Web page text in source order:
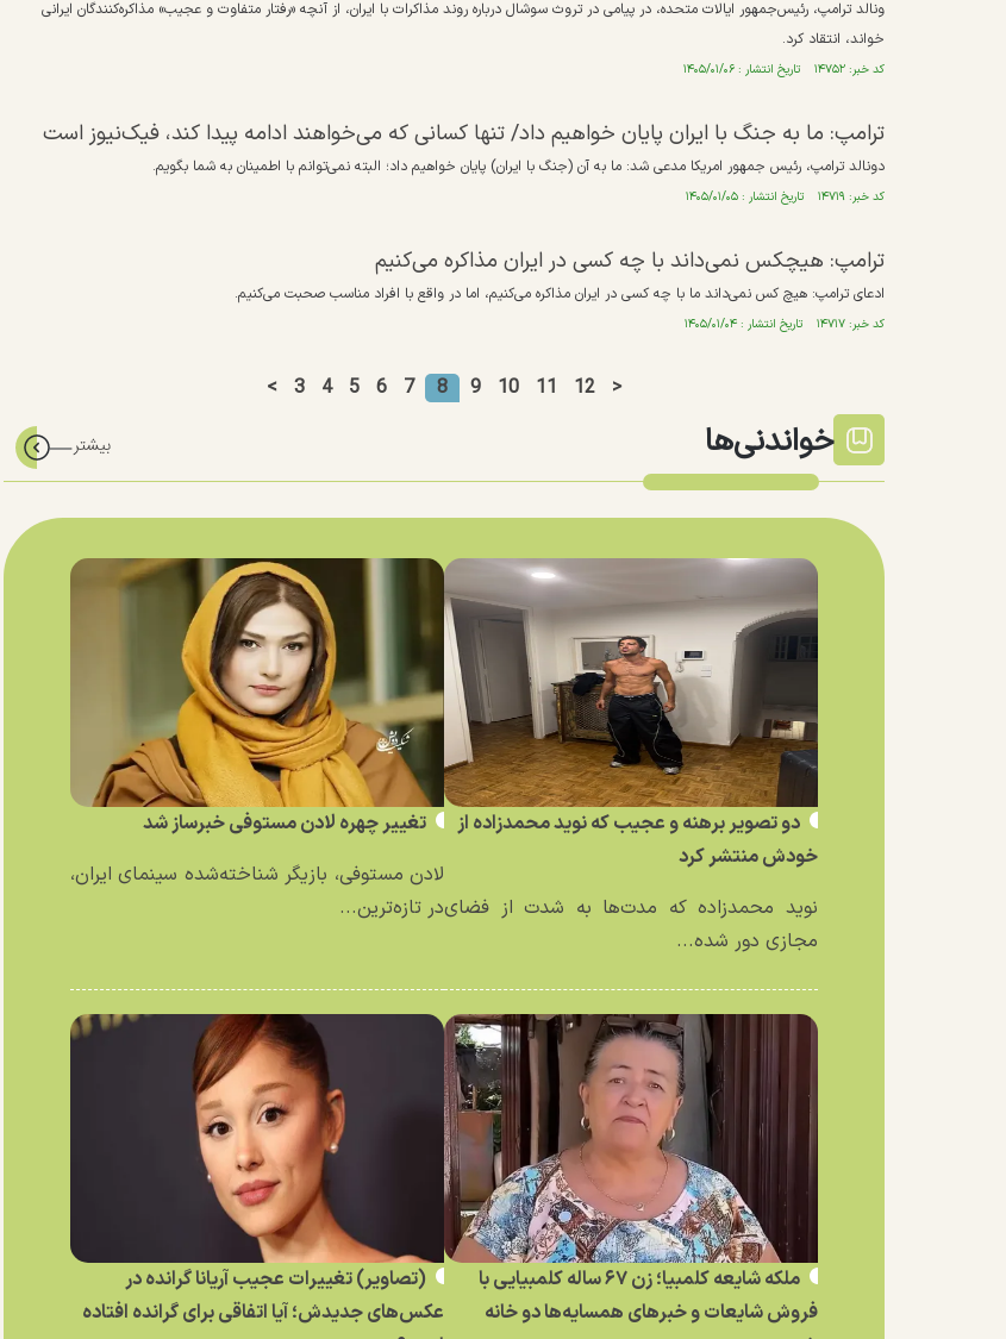
ونالد ترامپ، رئیس‌جمهور ایالات متحده، در پیامی در تروث سوشال درباره روند مذاکرات با ایران، از آنچه «رفتار متفاوت و عجیب» مذاکره‌کنندگان ایرانی
خواند، انتقاد کرد.
کد خبر: ۱۴۷۵۲ تاریخ انتشار : ۱۴۰۵/۰۱/۰۶
ترامپ: ما به جنگ با ایران پایان خواهیم داد/ تنها کسانی که می‌خواهند ادامه پیدا کند، فیک‌نیوز است
دونالد ترامپ، رئیس جمهور امریکا مدعی شد: ما به آن (جنگ با ایران) پایان خواهیم داد؛ البته نمی‌توانم با اطمینان به شما بگویم.
کد خبر: ۱۴۷۱۹ تاریخ انتشار : ۱۴۰۵/۰۱/۰۵
ترامپ: هیچکس نمی‌داند با چه کسی در ایران مذاکره می‌کنیم
ادعای ترامپ: هیچ کس نمی‌داند ما با چه کسی در ایران مذاکره می‌کنیم، اما در واقع با افراد مناسب صحبت می‌کنیم.
کد خبر: ۱۴۷۱۷ تاریخ انتشار : ۱۴۰۵/۰۱/۰۴
< 3 4 5 6 7 8 9 10 11 12 >
خواندنی‌ها
دو تصویر برهنه و عجیب که نوید محمدزاده از
خودش منتشر کرد
نوید محمدزاده که مدت‌ها به شدت از فضای
مجازی دور شده...
تغییر چهره لادن مستوفی خبرساز شد
لادن مستوفی، بازیگر شناخته‌شده سینمای ایران،
در تازه‌ترین...
ملکه شایعه کلمبیا؛ زن ۶۷ ساله کلمبیایی با
فروش شایعات و خبر‌های همسایه‌ها دو خانه
(تصاویر) تغییرات عجیب آریانا گرانده در
عکس‌های جدیدش؛ آیا اتفاقی برای گرانده افتاده